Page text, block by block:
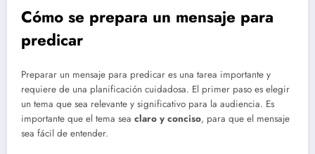
Cómo se prepara un mensaje para
predicar
Preparar un mensaje para predicar es una tarea importante y
requiere de una planificación cuidadosa. El primer paso es elegir
un tema que sea relevante y significativo para la audiencia. Es
importante que el tema sea claro y conciso, para que el mensaje
sea fácil de entender.